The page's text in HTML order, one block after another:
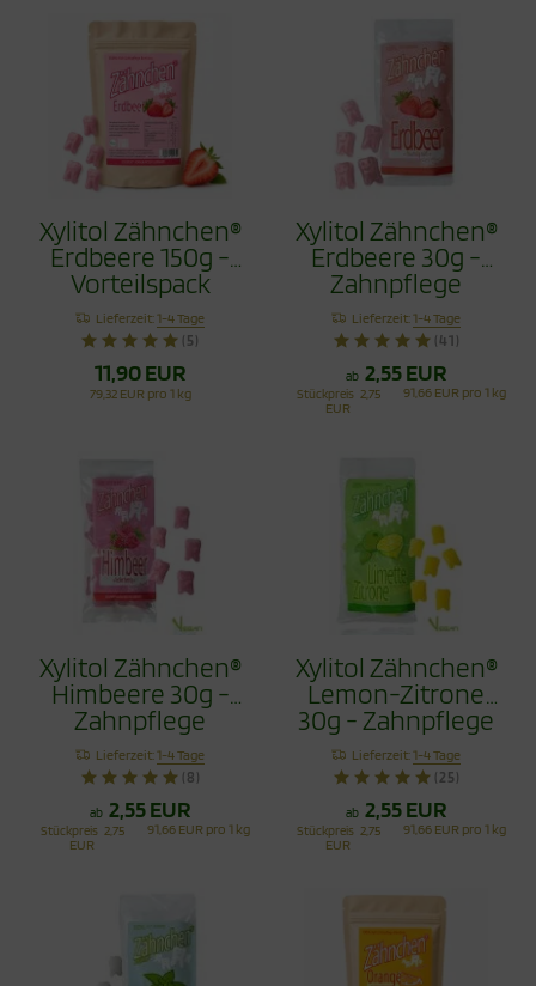
Xylitol Zähnchen®
Erdbeere 150g -
Vorteilspack
Lieferzeit:1-4 Tage
(5)
11,90 EUR
79,32 EUR pro 1 kg
Xylitol Zähnchen®
Erdbeere 30g -
Zahnpflege
Bonbons
Lieferzeit:1-4 Tage
(41)
ab 2,55 EUR
Stückpreis 2,75
EUR
91,66 EUR pro 1 kg
Xylitol Zähnchen®
Himbeere 30g -
Zahnpflege
Bonbons
Lieferzeit:1-4 Tage
(8)
ab 2,55 EUR
Stückpreis 2,75
EUR
91,66 EUR pro 1 kg
Xylitol Zähnchen®
Lemon-Zitrone
30g - Zahnpflege
Bonbons
Lieferzeit:1-4 Tage
(25)
ab 2,55 EUR
Stückpreis 2,75
EUR
91,66 EUR pro 1 kg